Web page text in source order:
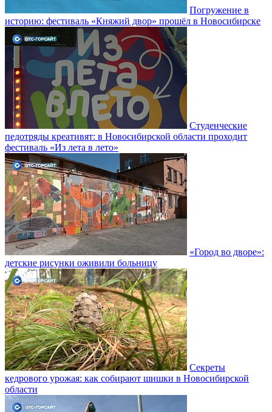
Погружение в
историю: фестиваль «Княжий двор» прошёл в Новосибирске
Студенческие
педотряды креативят: в Новосибирской области проходит
фестиваль «Из лета в лето»
«Город во дворе»:
детские рисунки оживили больницу
Секреты
кедрового урожая: как собирают шишки в Новосибирской
области